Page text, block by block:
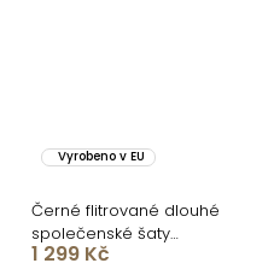
Vyrobeno v EU
Černé flitrované dlouhé
společenské šaty
MIDNIGHT
1 299 Kč